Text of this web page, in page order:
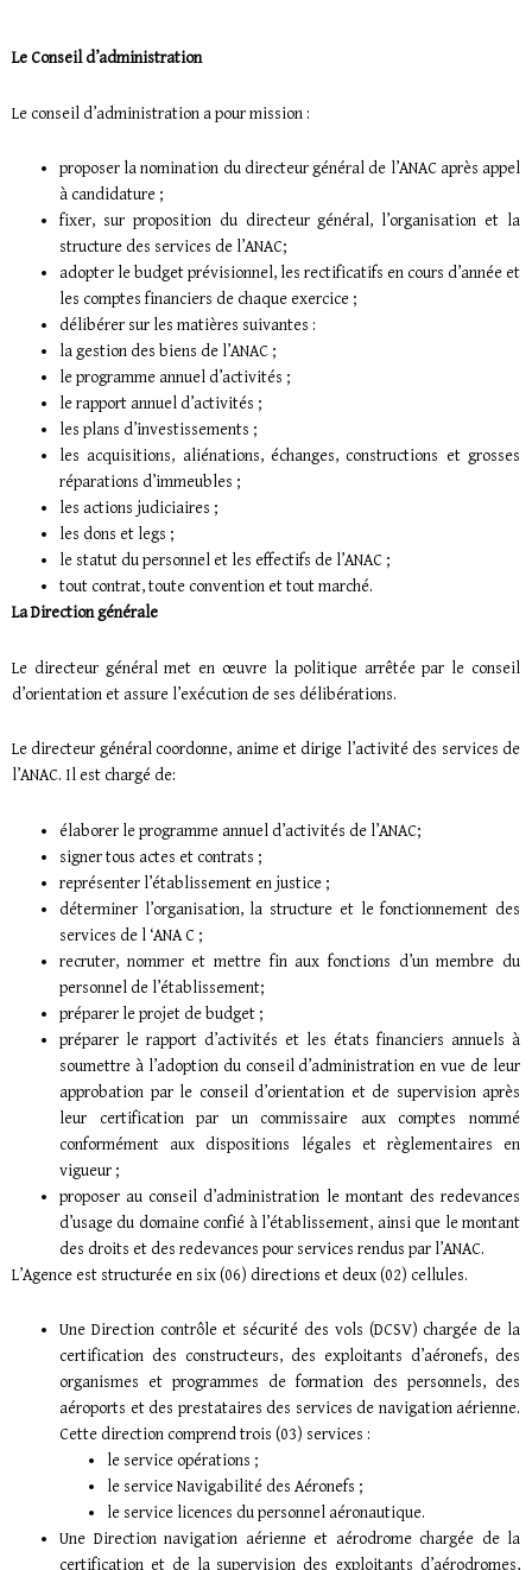
Le Conseil d’administration
Le conseil d’administration a pour mission :
proposer la nomination du directeur général de l’ANAC après appel
à candidature ;
fixer, sur proposition du directeur général, l’organisation et la
structure des services de l’ANAC;
adopter le budget prévisionnel, les rectificatifs en cours d’année et
les comptes financiers de chaque exercice ;
délibérer sur les matières suivantes :
la gestion des biens de l’ANAC ;
le programme annuel d’activités ;
le rapport annuel d’activités ;
les plans d’investissements ;
les acquisitions, aliénations, échanges, constructions et grosses
réparations d’immeubles ;
les actions judiciaires ;
les dons et legs ;
le statut du personnel et les effectifs de l’ANAC ;
tout contrat, toute convention et tout marché.
La Direction générale
Le directeur général met en œuvre la politique arrêtée par le conseil
d’orientation et assure l’exécution de ses délibérations.
Le directeur général coordonne, anime et dirige l’activité des services de
l’ANAC. Il est chargé de:
élaborer le programme annuel d’activités de l’ANAC;
signer tous actes et contrats ;
représenter l’établissement en justice ;
déterminer l’organisation, la structure et le fonctionnement des
services de l ‘ANA C ;
recruter, nommer et mettre fin aux fonctions d’un membre du
personnel de l’établissement;
préparer le projet de budget ;
préparer le rapport d’activités et les états financiers annuels à
soumettre à l’adoption du conseil d’administration en vue de leur
approbation par le conseil d’orientation et de supervision après
leur certification par un commissaire aux comptes nommé
conformément aux dispositions légales et règlementaires en
vigueur ;
proposer au conseil d’administration le montant des redevances
d’usage du domaine confié à l’établissement, ainsi que le montant
des droits et des redevances pour services rendus par l’ANAC.
L’Agence est structurée en six (06) directions et deux (02) cellules.
Une Direction contrôle et sécurité des vols (DCSV) chargée de la
certification des constructeurs, des exploitants d’aéronefs, des
organismes et programmes de formation des personnels, des
aéroports et des prestataires des services de navigation aérienne.
Cette direction comprend trois (03) services :
le service opérations ;
le service Navigabilité des Aéronefs ;
le service licences du personnel aéronautique.
Une Direction navigation aérienne et aérodrome chargée de la
certification et de la supervision des exploitants d’aérodromes,